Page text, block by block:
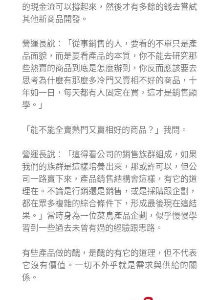
的現金流可以撐起來，然後才有多餘的錢去嘗試
其他新商品開發。
營運長說：「從事銷售的人，要看的不單只是產
品面貌，而是要看產品的本質，你不能去研究那
些熱賣的商品到底是怎麼辦到，你反而應該要去
思考為什麼有那麼多冷門又賣相不好的商品，十
年如一日，每天都有人固定在買，這才是銷售顯
學。」
「能不能全賣熱門又賣相好的商品？」我問。
營運長說：「這得看公司的銷售族群組成，如果
我們的族群是這樣培養出來，那或許可以，但公
司一路賣下來，產品銷售結構會這樣，有它的道
理在。不論是行銷還是銷售，或是採購跟企劃，
都在眾多複雜的綜合條件下，形成最後現在這結
果。」當時身為一位菜鳥產品企劃，似乎慢慢學
習到一些過去未曾有過的經驗跟思路。
有些產品做的醜，是醜的有它的道理，但不代表
它沒有價值。一切不外乎就是需求與供給的關
係。